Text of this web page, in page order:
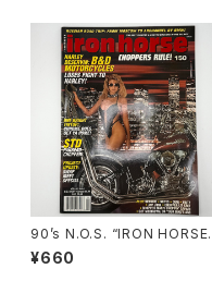
90’s N.O.S. “IRON HORSE”
magazine #150(Apr.’93 iss
ue)
¥660